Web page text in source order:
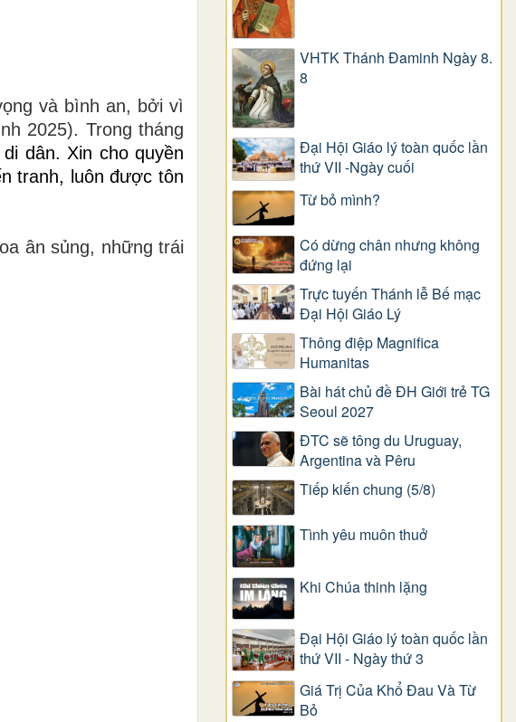
và bình an, bởi vì
2025). Trong tháng
dân. Xin cho quyền
tranh, luôn được tôn
ân sủng, những trái
VHTK Thánh Đaminh Ngày 8.
8
Đại Hội Giáo lý toàn quốc lần
thứ VII -Ngày cuối
Từ bỏ mình?
Có dừng chân nhưng không
đứng lại
Trực tuyến Thánh lễ Bế mạc
Đại Hội Giáo Lý
Thông điệp Magnifica
Humanitas
Bài hát chủ đề ĐH Giới trẻ TG
Seoul 2027
ĐTC sẽ tông du Uruguay,
Argentina và Pêru
Tiếp kiến chung (5/8)
Tình yêu muôn thuở
Khi Chúa thinh lặng
Đại Hội Giáo lý toàn quốc lần
thứ VII - Ngày thứ 3
Giá Trị Của Khổ Ðau Và Từ
Bỏ